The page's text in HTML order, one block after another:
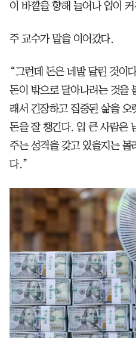
이 바깥을 향해 늘어나 입이 커
주 교수가 말을 이어갔다.
“그런데 돈은 네발 달린 것이
돈이 밖으로 달아나려는 것을
래서 긴장하고 집중된 삶을 오
돈을 잘 챙긴다. 입 큰 사람은
주는 성격을 갖고 있을지는 몰
다.”